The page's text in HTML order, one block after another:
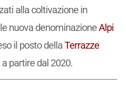
alla coltivazione in
nuova denominazioneAlpi
il posto dellaTerrazze
a partire dal 2020.